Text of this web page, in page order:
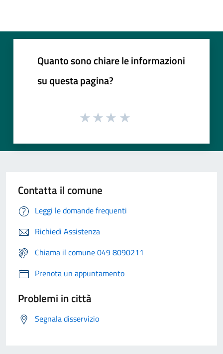
Quanto sono chiare le informazioni
su questa pagina?
Contatta il comune
Leggi le domande frequenti
Richiedi Assistenza
Chiama il comune 049 8090211
Prenota un appuntamento
Problemi in città
Segnala disservizio